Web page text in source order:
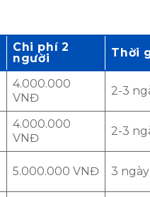
Chi phí 2
người
Thời
4.000.000
VNĐ
2-3
4.000.000
VNĐ
2-3
5.000.000 VNĐ 3 ngày